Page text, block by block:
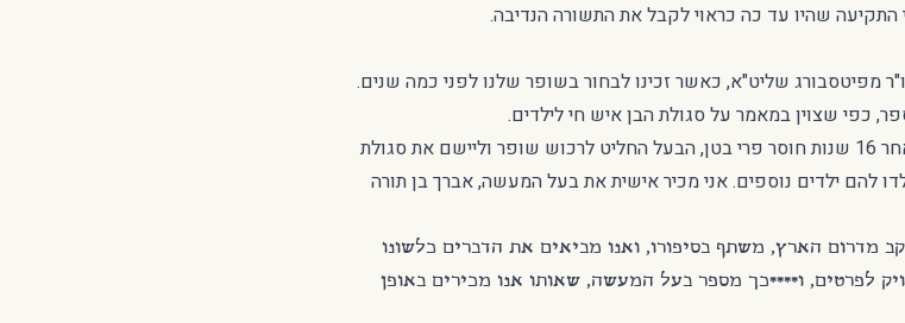
שהיו עד כה כראוי לקבל את התשורה הנדיבה.
מפיטסבורג שליט"א, כאשר זכינו לבחור בשופר שלנו לפני כמה שנים.
כפי שצוין במאמר על סגולת הבן איש חי לילדים.
לנו יש מייל שמתעד נס פלאי ממקור ראשון: לאחר 16 שנות חוסר פרי בטן, הבעל החליט לרכוש שופר וליישם את סגולת
להם ילדים נוספים. אני מכיר אישית את בעל המעשה, אברך בן תורה
מדרום הארץ, משתף בסיפורו, ואנו מביאים את הדברים כלשונו
לפרטים, ו****כך מספר בעל המעשה, שאותו אנו מכירים באופן